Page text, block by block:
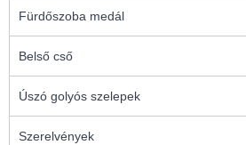
Fürdőszoba medál
Belső cső
Úszó golyós szelepek
Szerelvények